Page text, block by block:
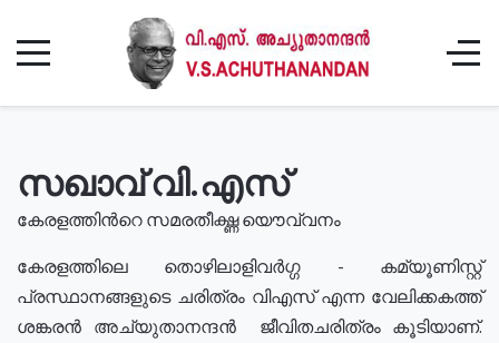
സഖാവ് വി.എസ്
കേരളത്തിൻറെ സമരതീക്ഷ്ണ യൌവ്വനം
കേരളത്തിലെ തൊഴിലാളിവർഗ്ഗ - കമ്യൂണിസ്റ്റ്
പ്രസ്ഥാനങ്ങളുടെ ചരിത്രം വിഎസ് എന്ന വേലിക്കകത്ത്
ശങ്കരൻ അച്യുതാനന്ദൻ ജീവിതചരിത്രം കൂടിയാണ്.